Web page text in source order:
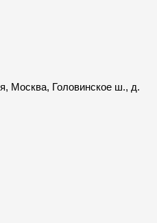
Москва, Головинское ш., д.